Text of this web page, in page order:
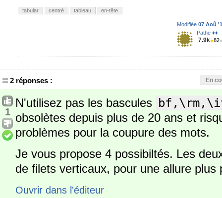
tabular centré tableau en-tête
Modifiée 07 Aoû
Pathe ♦♦
7.9k●82
2 réponses : En
1
N'utilisez pas les bascules
obsolètes depuis plus de 20 ans et
problèmes pour la coupure des mots.
Je vous propose 4 possibiltés. Les
de filets verticaux, pour une allure plus
Ouvrir dans l'éditeur